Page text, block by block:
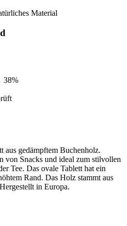
Material
38%
aus gedämpftem Buchenholz.
von Snacks und ideal zum stilvollen
Tee. Das ovale Tablett hat ein
Rand. Das Holz stammt aus
in Europa.